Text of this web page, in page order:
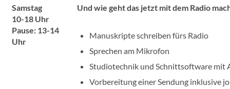
Samstag
10-18 Uhr
Pause: 13-14
Uhr
Und wie geht das jetzt mit dem Radio
Manuskripte schreiben fürs Radio
Sprechen am Mikrofon
Studiotechnik und Schnittsoftware mit
Vorbereitung einer Sendung inklusive